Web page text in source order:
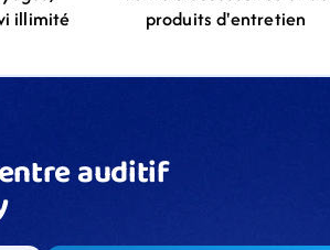
illimité
produits d'entretien
auditif